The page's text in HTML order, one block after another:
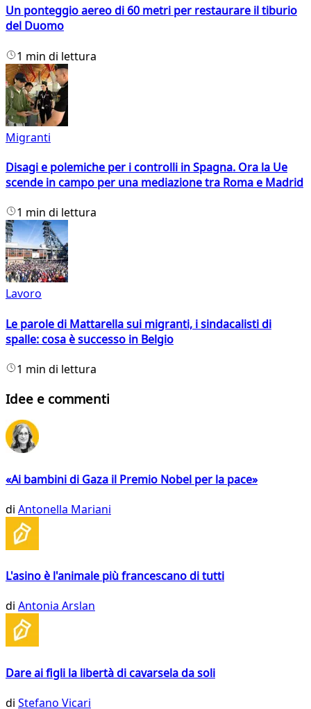
Un ponteggio aereo di 60 metri per restaurare il tiburio
del Duomo
1 min di lettura
Migranti
Disagi e polemiche per i controlli in Spagna. Ora la Ue
scende in campo per una mediazione tra Roma e Madrid
1 min di lettura
Lavoro
Le parole di Mattarella sui migranti, i sindacalisti di
spalle: cosa è successo in Belgio
1 min di lettura
Idee e commenti
«Ai bambini di Gaza il Premio Nobel per la pace»
di Antonella Mariani
L'asino è l'animale più francescano di tutti
di Antonia Arslan
Dare ai figli la libertà di cavarsela da soli
di Stefano Vicari